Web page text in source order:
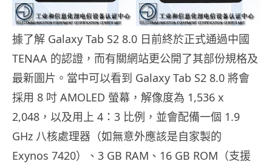
據了解 Galaxy Tab S2 8.0 日前終於正式通過中國
TENAA 的認證，而有關網站更公開了其部份規格及
最新圖片。當中可以看到 Galaxy Tab S2 8.0 將會
採用 8 吋 AMOLED 螢幕，解像度為 1,536 x
2,048，以及用上 4：3 比例，並會配備一個 1.9
GHz 八核處理器（如無意外應該是自家製的
Exynos 7420）、3 GB RAM、16 GB ROM（支援